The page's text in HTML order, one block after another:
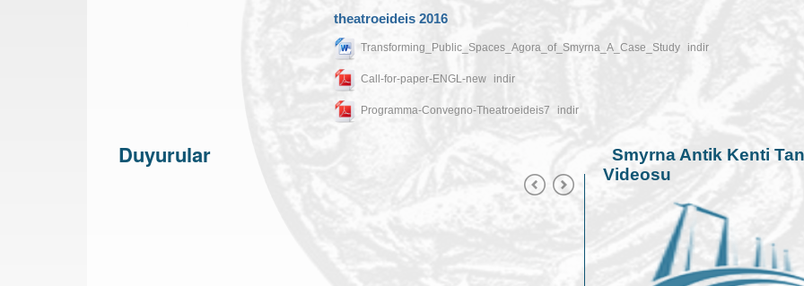
theatroeideis 2016
Transforming_Public_Spaces_Agora_of_Smyrna_A_Case_Study indir
Call-for-paper-ENGL-new indir
Programma-Convegno-Theatroeideis7 indir
Duyurular
Smyrna Antik Kenti
Videosu